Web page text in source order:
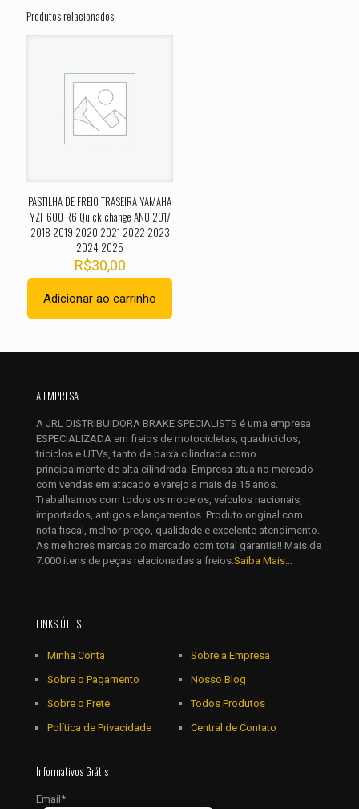
ANO 2013 2014 2015”
obrigatórios são marcados com
Sua avaliação
1 de 5
2 de 5
mail*
Salvar meus dados neste navegador para a próxima vez que
eu comentar.
Produtos relacionados
PASTILHA DE FREIO TRASEIRA YAMAHA
YZF 600 R6 Quick change ANO 2017
2018 2019 2020 2021 2022 2023
2024 2025
R$30,00
Adicionar ao carrinho
A EMPRESA
A JRL DISTRIBUIDORA BRAKE SPECIALISTS é uma empresa
ESPECIALIZADA em freios de motocicletas, quadriciclos,
triciclos e UTVs, tanto de baixa cilindrada como
principalmente de alta cilindrada. Empresa atua no mercado
com vendas em atacado e varejo a mais de 15 anos.
Trabalhamos com todos os modelos, veículos nacionais,
importados, antigos e lançamentos. Produto original com
nota fiscal, melhor preço, qualidade e excelente atendimento.
As melhores marcas do mercado com total garantia!! Mais de
7.000 itens de peças relacionadas a freios:Saiba Mais...
LINKS ÚTEIS
Minha Conta
Sobre o Pagamento
Sobre o Frete
Política de Privacidade
Sobre a Empresa
Nosso Blog
Todos Produtos
Central de Contato
Informativos Grátis
Email*